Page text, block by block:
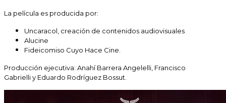
La película es producida por:
Uncaracol, creación de contenidos audiovisuales
Alucine
Fideicomiso Cuyo Hace Cine.
Producción ejecutiva: Anahí Barrera Angelelli, Francisco
Gabrielli y Eduardo Rodríguez Bossut.